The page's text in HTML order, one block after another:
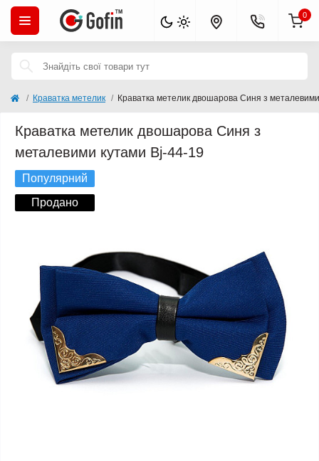
0
Краватка метелик Краватка метелик двошарова Синя з
Краватка метелик двошарова Синя з
металевими кутами Bj-44-19
Популярний
Продано